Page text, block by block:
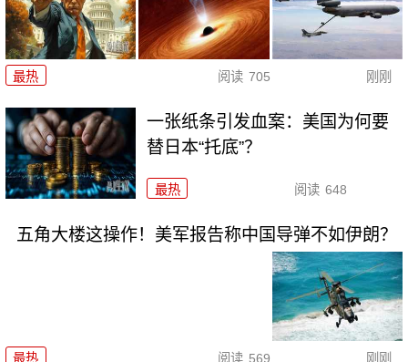
最热 阅读 705 刚刚
一张纸条引发血案：美国为何要
替日本“托底”？
最热 阅读 648
五角大楼这操作！美军报告称中国导弹不如伊朗？
最热 阅读 569 刚刚